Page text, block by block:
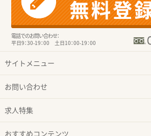
電話でのお問い合わせ：
平日9：30-19：00 土日10：00-19：00
サイトメニュー
お問い合わせ
求人特集
おすすめコンテンツ